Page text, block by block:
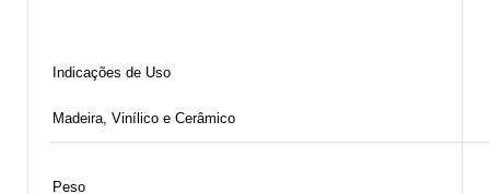
Indicações de Uso
Madeira, Vinílico e Cerâmico
Peso